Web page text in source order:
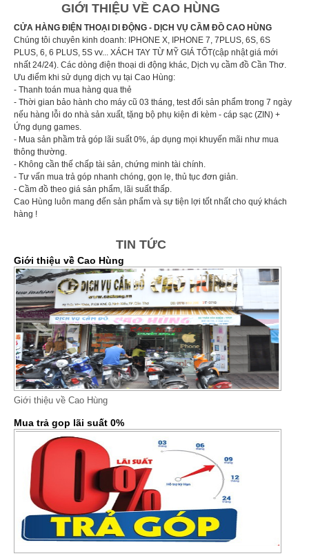
GIỚI THIỆU VỀ CAO HÙNG
CỬA HÀNG ĐIỆN THOẠI DI ĐỘNG - DỊCH VỤ CẦM ĐỒ CAO HÙNG
Chúng tôi chuyên kinh doanh: IPHONE X, IPHONE 7, 7PLUS, 6S, 6S
PLUS, 6, 6 PLUS, 5S vv... XÁCH TAY TỪ MỸ GIÁ TỐT(cập nhật giá mới
nhất 24/24). Các dòng điện thoại di động khác, Dịch vụ cầm đồ Cần Thơ.
Ưu điểm khi sử dụng dịch vụ tại Cao Hùng:
- Thanh toán mua hàng qua thẻ
- Thời gian bảo hành cho máy cũ 03 tháng, test đổi sản phẩm trong 7 ngày
nếu hàng lỗi do nhà sản xuất, tặng bộ phụ kiện đi kèm - cáp sạc (ZIN) +
Ứng dụng games.
- Mua sản phầm trả góp lãi suất 0%, áp dụng mọi khuyến mãi như mua
thông thường.
- Không cần thế chấp tài sản, chứng minh tài chính.
- Tư vấn mua trả góp nhanh chóng, gọn lẹ, thủ tục đơn giản.
- Cầm đồ theo giá sản phẩm, lãi suất thấp.
Cao Hùng luôn mang đến sản phẩm và sự tiện lợi tốt nhất cho quý khách
hàng !
TIN TỨC
Giới thiệu về Cao Hùng
Giới thiệu về Cao Hùng
Mua trả gop lãi suất 0%